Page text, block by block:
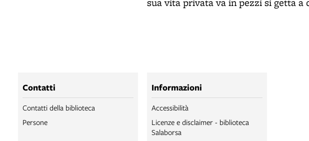
Contatti
Contatti della biblioteca
Persone
Informazioni
Accessibilità
Licenze e disclaimer - biblioteca
Salaborsa